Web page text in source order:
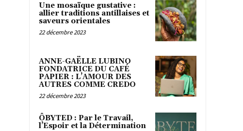
Une mosaïque gustative :
allier traditions antillaises et
saveurs orientales
22 décembre 2023
ANNE-GAËLLE LUBINO
FONDATRICE DU CAFÉ
PAPIER : L’AMOUR DES
AUTRES COMME CREDO
22 décembre 2023
ÔBYTED : Par le Travail,
l’Espoir et la Détermination